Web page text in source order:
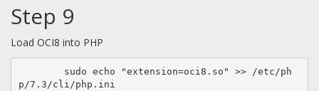
Step 9
Load OCI8 into PHP
p/7.3/cli/php.ini